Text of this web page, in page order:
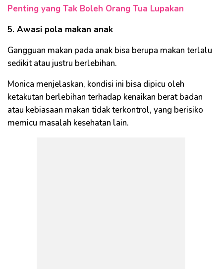
Penting yang Tak Boleh Orang Tua Lupakan
5. Awasi pola makan anak
Gangguan makan pada anak bisa berupa makan terlalu
sedikit atau justru berlebihan.
Monica menjelaskan, kondisi ini bisa dipicu oleh
ketakutan berlebihan terhadap kenaikan berat badan
atau kebiasaan makan tidak terkontrol, yang berisiko
memicu masalah kesehatan lain.